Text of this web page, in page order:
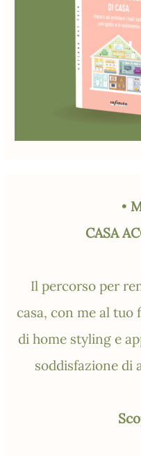
•
CASA
Il percorso per
casa, con me al tuo
di home styling e
soddisfazione di